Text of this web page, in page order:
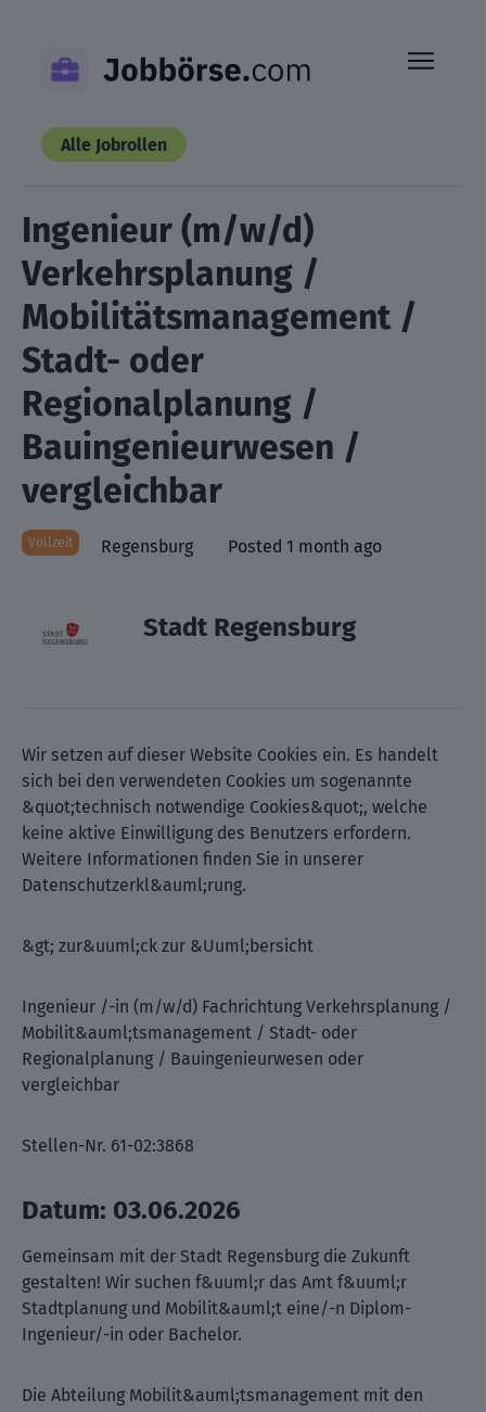
content
Alle Jobrollen
Ingenieur (m/w/d)
Verkehrsplanung /
Mobilitätsmanagement /
Stadt- oder
Regionalplanung /
Bauingenieurwesen /
vergleichbar
Vollzeit Regensburg Posted 1 month ago
Stadt Regensburg
Wir setzen auf dieser Website Cookies ein. Es handelt
sich bei den verwendeten Cookies um sogenannte
&quot;technisch notwendige Cookies&quot;, welche
keine aktive Einwilligung des Benutzers erfordern.
Weitere Informationen finden Sie in unserer
Datenschutzerkl&auml;rung.
&gt; zur&uuml;ck zur &Uuml;bersicht
Ingenieur /-in (m/w/d) Fachrichtung Verkehrsplanung /
Mobilit&auml;tsmanagement / Stadt- oder
Regionalplanung / Bauingenieurwesen oder
vergleichbar
Stellen-Nr. 61-02:3868
Datum: 03.06.2026
Gemeinsam mit der Stadt Regensburg die Zukunft
gestalten! Wir suchen f&uuml;r das Amt f&uuml;r
Stadtplanung und Mobilit&auml;t eine/-n Diplom-
Ingenieur/-in oder Bachelor.
Die Abteilung Mobilit&auml;tsmanagement mit den